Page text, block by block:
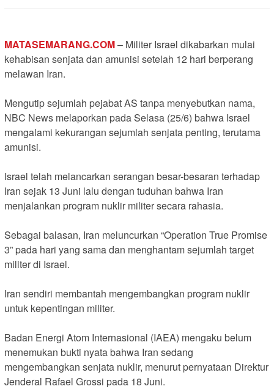
MATASEMARANG.COM– Militer Israel dikabarkan mulai
kehabisan senjata dan amunisi setelah 12 hari berperang
melawan Iran.
Mengutip sejumlah pejabat AS tanpa menyebutkan nama,
NBC News melaporkan pada Selasa (25/6) bahwa Israel
mengalami kekurangan sejumlah senjata penting, terutama
amunisi.
Israel telah melancarkan serangan besar-besaran terhadap
Iran sejak 13 Juni lalu dengan tuduhan bahwa Iran
menjalankan program nuklir militer secara rahasia.
Sebagai balasan, Iran meluncurkan “Operation True Promise
3” pada hari yang sama dan menghantam sejumlah target
militer di Israel.
Iran sendiri membantah mengembangkan program nuklir
untuk kepentingan militer.
Badan Energi Atom Internasional (IAEA) mengaku belum
menemukan bukti nyata bahwa Iran sedang
mengembangkan senjata nuklir, menurut pernyataan Direktur
Jenderal Rafael Grossi pada 18 Juni.